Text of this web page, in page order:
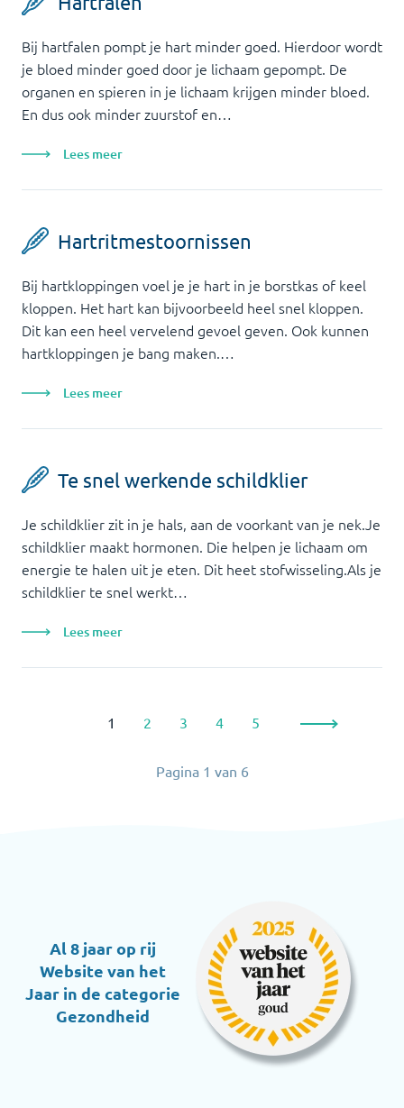
Bij hartfalen pompt je hart minder goed. Hierdoor wordt
je bloed minder goed door je lichaam gepompt. De
organen en spieren in je lichaam krijgen minder bloed.
En dus ook minder zuurstof en…
Lees meer
Hartritmestoornissen
Bij hartkloppingen voel je je hart in je borstkas of keel
kloppen. Het hart kan bijvoorbeeld heel snel kloppen.
Dit kan een heel vervelend gevoel geven. Ook kunnen
hartkloppingen je bang maken.…
Lees meer
Te snel werkende schildklier
Je schildklier zit in je hals, aan de voorkant van je nek.Je
schildklier maakt hormonen. Die helpen je lichaam om
energie te halen uit je eten. Dit heet stofwisseling.Als je
schildklier te snel werkt…
Lees meer
1 2 3 4 5
Pagina 1 van 6
Al 8 jaar op rij
Website van het
Jaar in de categorie
Gezondheid